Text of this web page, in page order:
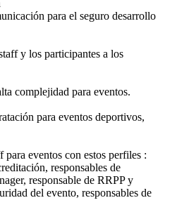
para el seguro desarrollo
y los participantes a los
complejidad para eventos.
para eventos deportivos,
para eventos con estos perfiles :
responsables de
responsable de RRPP y
del evento, responsables de